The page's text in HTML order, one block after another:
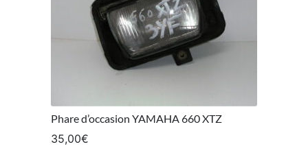
Phare d’occasion YAMAHA 660 XTZ
35,00€